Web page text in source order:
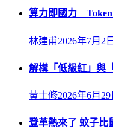
算力即國力 Token
林建甫2026年7月2日
解構「低級紅」與
黃士修2026年6月29
登革熱來了 蚊子比